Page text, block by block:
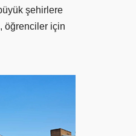
şehirlere
öğrenciler için